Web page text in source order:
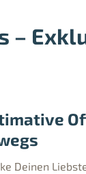
–
Deinen